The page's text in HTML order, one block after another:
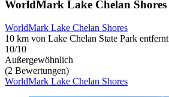
WorldMark Lake Chelan Shores
WorldMark Lake Chelan Shores
10 km von Lake Chelan State Park entfernt
10/10
Außergewöhnlich
(2 Bewertungen)
WorldMark Lake Chelan Shores